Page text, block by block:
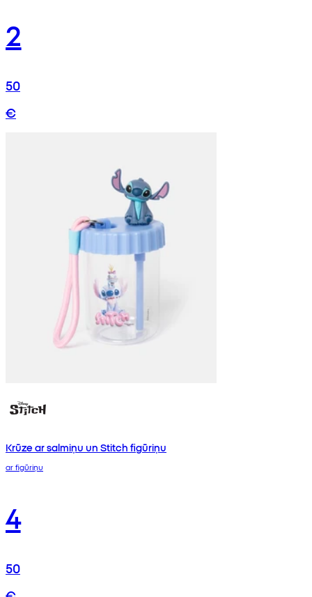
2
50
€
Krūze ar salmiņu un Stitch figūriņu
ar figūriņu
4
50